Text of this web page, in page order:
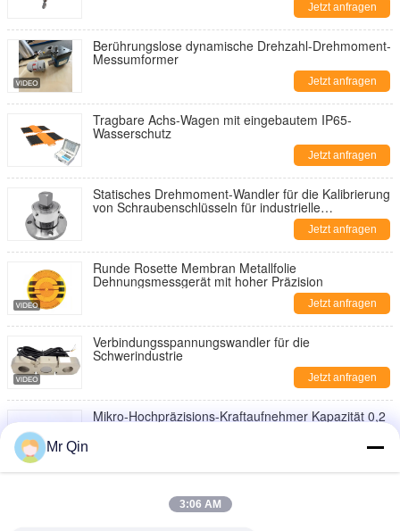
Jetzt anfragen
Berührungslose dynamische Drehzahl-Drehmoment-
Messumformer
Jetzt anfragen
Tragbare Achs-Wagen mit eingebautem IP65-
Wasserschutz
Jetzt anfragen
Statisches Drehmoment-Wandler für die Kalibrierung
von Schraubenschlüsseln für industrielle
Jetzt anfragen
Runde Rosette Membran Metallfolie
Dehnungsmessgerät mit hoher Präzision
Jetzt anfragen
Verbindungsspannungswandler für die
Schwerindustrie
Jetzt anfragen
Mikro-Hochpräzisions-Kraftaufnehmer Kapazität 0,2
Jetzt anfragen
Weighing for Various Applications
Mr Qin
3:06 AM